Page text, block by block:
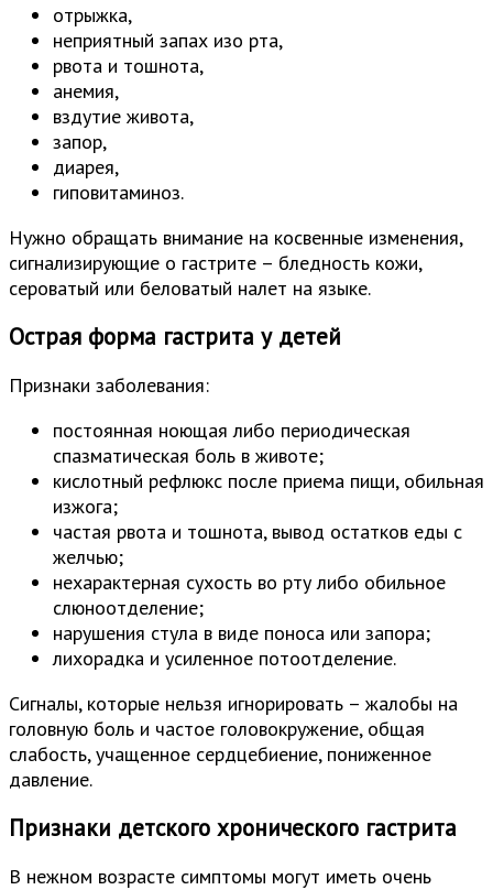
отрыжка,
неприятный запах изо рта,
рвота и тошнота,
анемия,
вздутие живота,
запор,
диарея,
гиповитаминоз.
Нужно обращать внимание на косвенные изменения,
сигнализирующие о гастрите – бледность кожи,
сероватый или беловатый налет на языке.
Острая форма гастрита у детей
Признаки заболевания:
постоянная ноющая либо периодическая
спазматическая боль в животе;
кислотный рефлюкс после приема пищи, обильная
изжога;
частая рвота и тошнота, вывод остатков еды с
желчью;
нехарактерная сухость во рту либо обильное
слюноотделение;
нарушения стула в виде поноса или запора;
лихорадка и усиленное потоотделение.
Сигналы, которые нельзя игнорировать – жалобы на
головную боль и частое головокружение, общая
слабость, учащенное сердцебиение, пониженное
давление.
Признаки детского хронического гастрита
В нежном возрасте симптомы могут иметь очень